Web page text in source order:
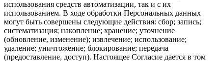
использования средств автоматизации, так и с их
использованием. В ходе обработки Персональных данных
могут быть совершены следующие действия: сбор; запись;
систематизация; накопление; хранение; уточнение
(обновление, изменение); извлечение; использование;
удаление; уничтожение; блокирование; передача
(предоставление, доступ). Настоящее Согласие дается в том